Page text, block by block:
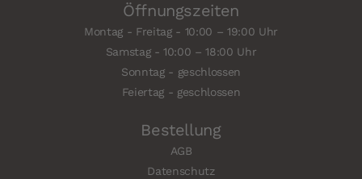
Öffnungszeiten
Montag - Freitag - 10:00 – 19:00 Uhr
Samstag - 10:00 – 18:00 Uhr
Sonntag - geschlossen
Feiertag - geschlossen
Bestellung
AGB
Datenschutz